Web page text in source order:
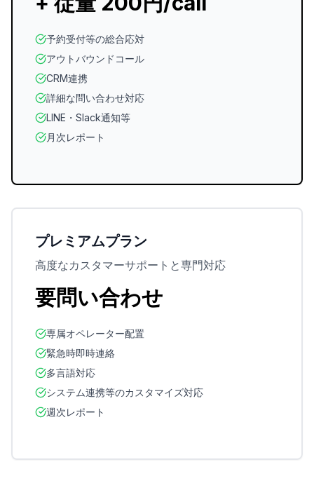
予約受付等の総合応対
アウトバウンドコール
CRM連携
詳細な問い合わせ対応
LINE・Slack通知等
月次レポート
プレミアムプラン
高度なカスタマーサポートと専門対応
要問い合わせ
専属オペレーター配置
緊急時即時連絡
多言語対応
システム連携等のカスタマイズ対応
週次レポート